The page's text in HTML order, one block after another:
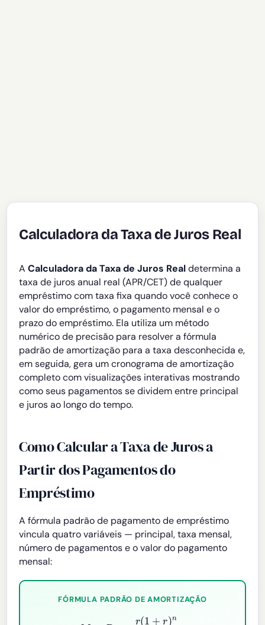
Calculadora da Taxa de Juros Real
ACalculadora da Taxa de Juros Realdetermina a
taxa de juros anual real (APR/CET) de qualquer
empréstimo com taxa fixa quando você conhece o
valor do empréstimo, o pagamento mensal e o
prazo do empréstimo. Ela utiliza um método
numérico de precisão para resolver a fórmula
padrão de amortização para a taxa desconhecida e,
em seguida, gera um cronograma de amortização
completo com visualizações interativas mostrando
como seus pagamentos se dividem entre principal
e juros ao longo do tempo.
Como Calcular a Taxa de Juros a
Partir dos Pagamentos do
Empréstimo
A fórmula padrão de pagamento de empréstimo
vincula quatro variáveis — principal, taxa mensal,
número de pagamentos e o valor do pagamento
mensal:
FÓRMULA PADRÃO DE AMORTIZAÇÃO
)n(1 + )n−